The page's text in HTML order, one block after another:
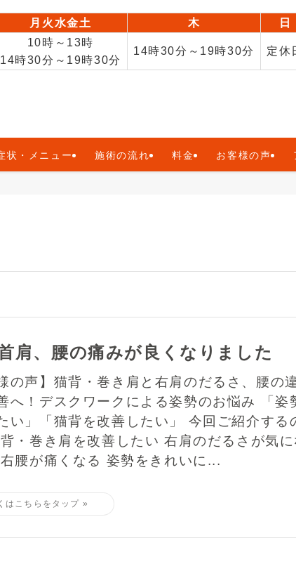
状・メニュー 施術の流れ 料金 お客様の声
月火水金土 木
日
10時～13時
14時30分～19時30分
14時30分～19時30分 定休
肩、腰の痛みが良くなりました
の声】猫背・巻き肩と右肩のだるさ、腰の
へ！デスクワークによる姿勢のお悩み 「姿
い」「猫背を改善したい」 今回ご紹介する
・巻き肩を改善したい 右肩のだるさが気に
腰が痛くなる 姿勢をきれいに...